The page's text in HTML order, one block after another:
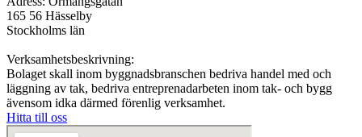
165 56 Hässelby
Stockholms län
Verksamhetsbeskrivning:
Bolaget skall inom byggnadsbranschen bedriva handel med och
läggning av tak, bedriva entreprenadarbeten inom tak- och bygg
ävensom idka därmed förenlig verksamhet.
Hitta till oss